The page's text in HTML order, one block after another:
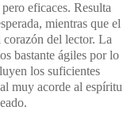
eficaces. Resulta
mientras que el
del lector. La
bastante ágiles por lo
los suficientes
muy acorde al espíritu